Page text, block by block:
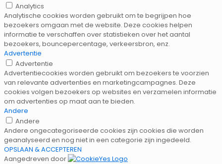
Analytics
Analytische cookies worden gebruikt om te begrijpen hoe
bezoekers omgaan met de website. Deze cookies helpen
informatie te verschaffen over statistieken over het aantal
bezoekers, bouncepercentage, verkeersbron, enz.
Advertentie
Advertentie
Advertentiecookies worden gebruikt om bezoekers te voorzien
van relevante advertenties en marketingcampagnes. Deze
cookies volgen bezoekers op websites en verzamelen informatie
om advertenties op maat aan te bieden.
Andere
Andere
Andere ongecategoriseerde cookies zijn cookies die worden
geanalyseerd en nog niet in een categorie zijn ingedeeld.
OPSLAAN & ACCEPTEREN
Aangedreven door